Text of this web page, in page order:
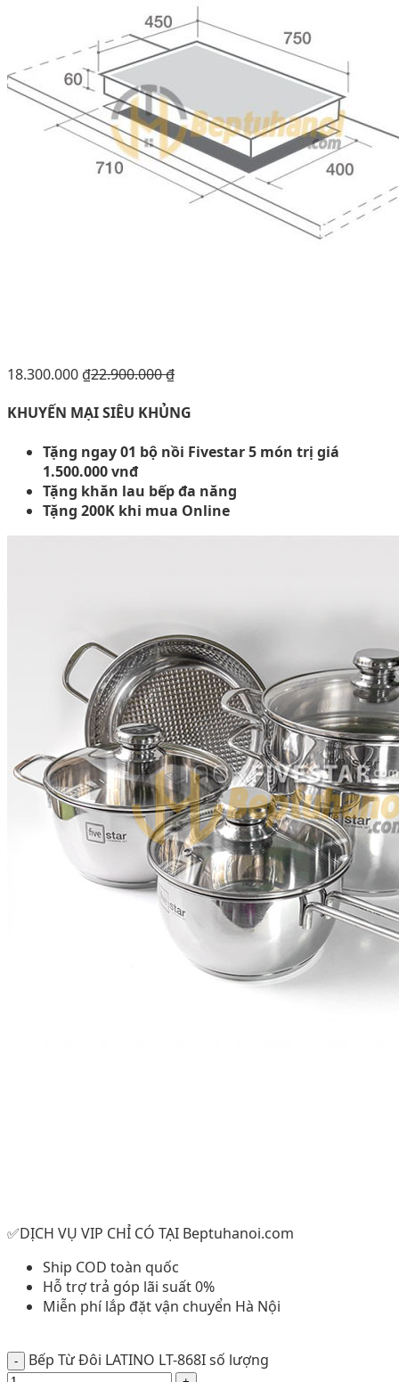
18.300.000 ₫22.900.000₫
KHUYẾN MẠI SIÊU KHỦNG
Tặng ngay 01 bộ nồi Fivestar 5 món trị giá
1.500.000 vnđ
Tặng khăn lau bếp đa năng
Tặng 200K khi mua Online
✅DỊCH VỤ VIP CHỈ CÓ TẠI Beptuhanoi.com
Ship COD toàn quốc
Hỗ trợ trả góp lãi suất 0%
Miễn phí lắp đặt vận chuyển Hà Nội
Bếp Từ Đôi LATINO LT-868I số lượng